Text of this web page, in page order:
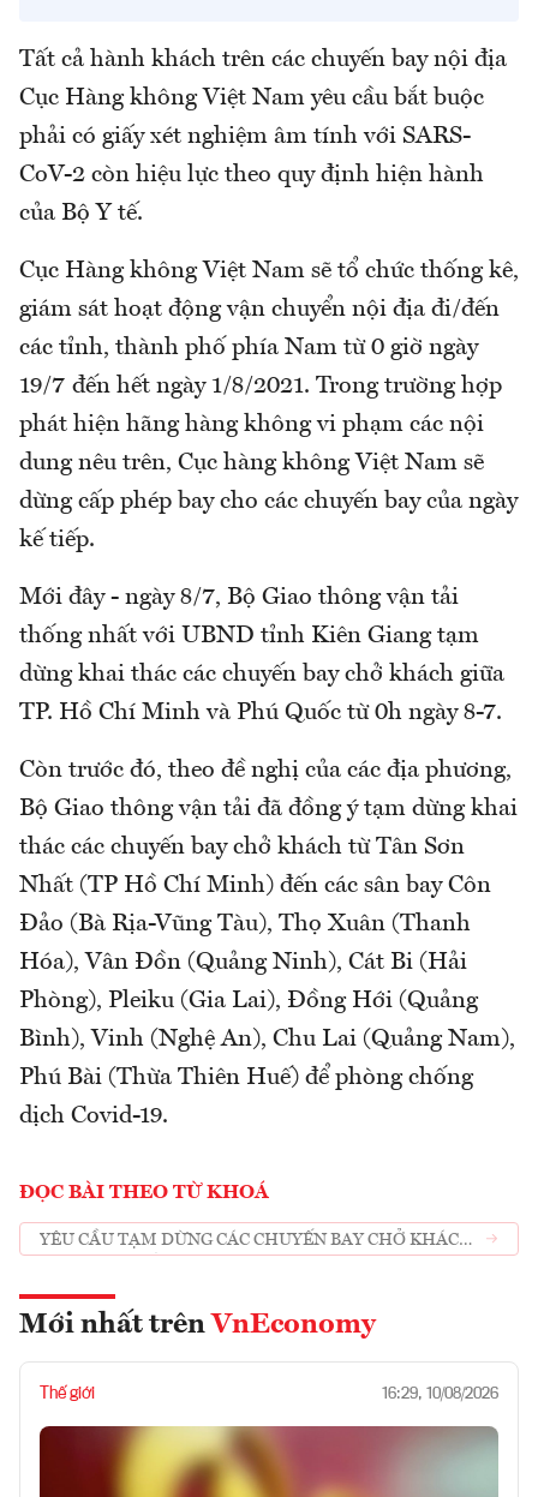
Tất cả hành khách trên các chuyến bay nội địa
Cục Hàng không Việt Nam yêu cầu bắt buộc
phải có giấy xét nghiệm âm tính với SARS-
CoV-2 còn hiệu lực theo quy định hiện hành
của Bộ Y tế.
Cục Hàng không Việt Nam sẽ tổ chức thống kê,
giám sát hoạt động vận chuyển nội địa đi/đến
các tỉnh, thành phố phía Nam từ 0 giờ ngày
19/7 đến hết ngày 1/8/2021. Trong trường hợp
phát hiện hãng hàng không vi phạm các nội
dung nêu trên, Cục hàng không Việt Nam sẽ
dừng cấp phép bay cho các chuyến bay của ngày
kế tiếp.
Mới đây - ngày 8/7, Bộ Giao thông vận tải
thống nhất với UBND tỉnh Kiên Giang tạm
dừng khai thác các chuyến bay chở khách giữa
TP. Hồ Chí Minh và Phú Quốc từ 0h ngày 8-7.
Còn trước đó, theo đề nghị của các địa phương,
Bộ Giao thông vận tải đã đồng ý tạm dừng khai
thác các chuyến bay chở khách từ Tân Sơn
Nhất (TP Hồ Chí Minh) đến các sân bay Côn
Đảo (Bà Rịa-Vũng Tàu), Thọ Xuân (Thanh
Hóa), Vân Đồn (Quảng Ninh), Cát Bi (Hải
Phòng), Pleiku (Gia Lai), Đồng Hới (Quảng
Bình), Vinh (Nghệ An), Chu Lai (Quảng Nam),
Phú Bài (Thừa Thiên Huế) để phòng chống
dịch Covid-19.
ĐỌC BÀI THEO TỪ KHOÁ
YÊU CẦU TẠM DỪNG CÁC CHUYẾN BAY CHỞ KHÁCH
Mới nhất trên VnEconomy
Thế giới 16:29, 10/08/2026